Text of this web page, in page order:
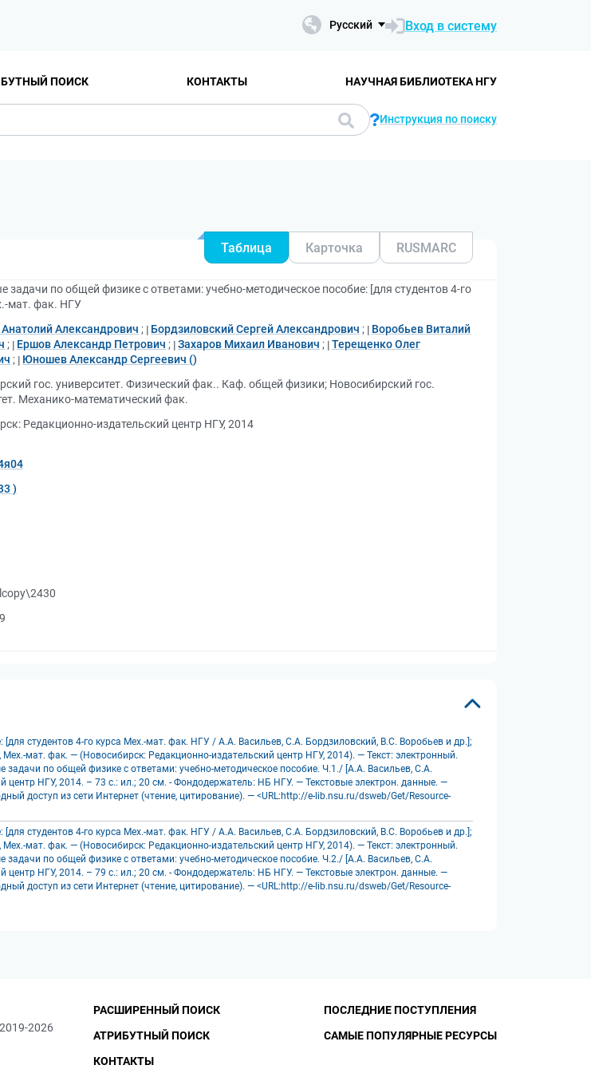
Русский Вход в систему
ПОИСК КОНТАКТЫ НАУЧНАЯ БИБЛИОТЕКА НГУ
Инструкция по поиску
Таблица Карточка RUSMARC
задачи по общей физике с ответами: учебно-методическое пособие: [для студентов 4-го
мат. фак. НГУ
Александрович ; Бордзиловский Сергей Александрович ;
Воробьев Виталий
; Ершов Александр Петрович ; Захаров Михаил Иванович ; Терещенко Олег
;
Юношев Александр Сергеевич ()
гос. университет. Физический фак.. Каф. общей физики; Новосибирский гос.
Механико-математический фак.
Редакционно-издательский центр НГУ, 2014
)
студентов 4-го курса Мех.-мат. фак. НГУ / А.А. Васильев, С.А. Бордзиловский, В.С. Воробьев и др.];
мат. фак. — (Новосибирск: Редакционно-издательский центр НГУ, 2014). — Текст: электронный.
по общей физике с ответами: учебно-методическое пособие. Ч.1./ [А.А. Васильев, С.А.
центр НГУ, 2014. – 73 с.: ил.; 20 см. - Фондодержатель: НБ НГУ. — Текстовые электрон. данные. —
доступ из сети Интернет (чтение, цитирование). — <URL:http://e-lib.nsu.ru/dsweb/Get/Resource-
студентов 4-го курса Мех.-мат. фак. НГУ / А.А. Васильев, С.А. Бордзиловский, В.С. Воробьев и др.];
мат. фак. — (Новосибирск: Редакционно-издательский центр НГУ, 2014). — Текст: электронный.
по общей физике с ответами: учебно-методическое пособие. Ч.2./ [А.А. Васильев, С.А.
центр НГУ, 2014. – 79 с.: ил.; 20 см. - Фондодержатель: НБ НГУ. — Текстовые электрон. данные. —
доступ из сети Интернет (чтение, цитирование). — <URL:http://e-lib.nsu.ru/dsweb/Get/Resource-
2026
РАСШИРЕННЫЙ ПОИСК
АТРИБУТНЫЙ ПОИСК
КОНТАКТЫ
ПОСЛЕДНИЕ ПОСТУПЛЕНИЯ
САМЫЕ ПОПУЛЯРНЫЕ РЕСУРСЫ